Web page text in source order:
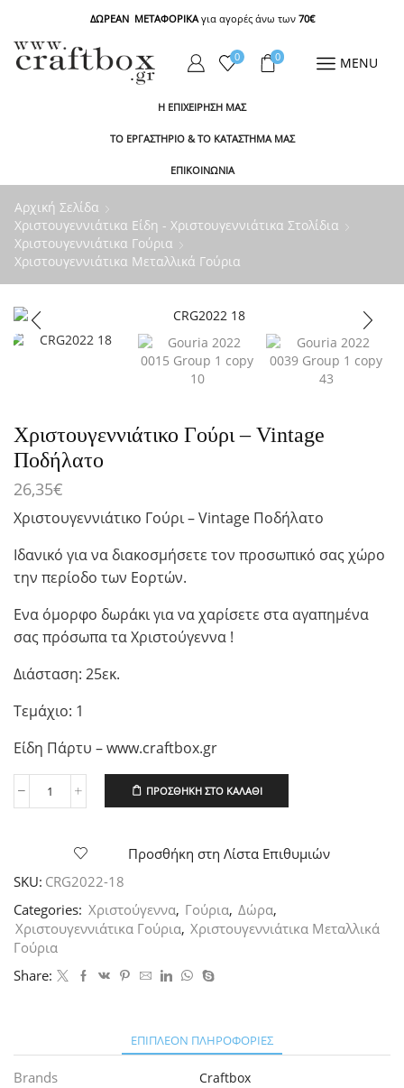
ΔΩΡΕΑΝ ΜΕΤΑΦΟΡΙΚΑγια αγορές άνω των 70€
0 0 MENU
Η ΕΠΙΧΕΙΡΗΣΗ ΜΑΣ
ΤΟ ΕΡΓΑΣΤΗΡΙΟ & ΤΟ ΚΑΤΑΣΤΗΜΑ ΜΑΣ
ΕΠΙΚΟΙΝΩΝΙΑ
Αρχική Σελίδα
Χριστουγεννιάτικα Είδη - Χριστουγεννιάτικα Στολίδια
Χριστουγεννιάτικα Γούρια
Χριστουγεννιάτικα Μεταλλικά Γούρια
Χριστουγεννιάτικο Γούρι – Vintage
Ποδήλατο
26,35€
Χριστουγεννιάτικο Γούρι – Vintage Ποδήλατο
Ιδανικό για να διακοσμήσετε τον προσωπικό σας χώρο
την περίοδο των Εορτών.
Ενα όμορφο δωράκι για να χαρίσετε στα αγαπημένα
σας πρόσωπα τα Χριστούγεννα !
Διάσταση: 25εκ.
Τεμάχιο: 1
Είδη Πάρτυ – www.craftbox.gr
Χριστουγεννιάτικο
Vintage
ποσότητα
ΠΡΟΣΘΉΚΗ ΣΤΟ ΚΑΛΆΘΙ
Προσθήκη στη Λίστα Επιθυμιών
SKU: CRG2022-18
Categories: Χριστούγεννα, Γούρια, Δώρα,
Χριστουγεννιάτικα Γούρια, Χριστουγεννιάτικα Μεταλλικά
Γούρια
Share:
ΕΠΙΠΛΈΟΝ ΠΛΗΡΟΦΟΡΊΕΣ
Brands Craftbox